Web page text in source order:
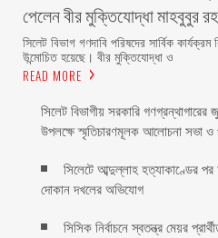
পেলেন বীর মুক্তিযোদ্ধা মাহবুবুর
‎সিলেট বিভাগ গণদাবি পরিষদের সার্বিক
উন্মোচিত হয়েছে। বীর মুক্তিযোদ্ধা ও
READ MORE
সিলেট বিভাগীয় সরকারি
উপলক্ষে স্মৃতিচারণমূলক আলোচনা সভা ও
সিলেটে আব্দুল্লাহ হত্যাকাণ্ডের পর
দোকান দখলের অভিযোগ
সিসিক নির্বাচনে স্বতন্ত্র মেয়র